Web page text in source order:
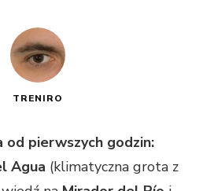
TRENIRO
od pierwszych godzin:
Agua (klimatyczna grota z